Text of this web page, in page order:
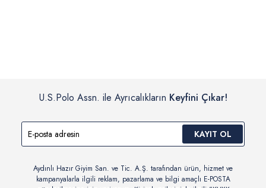
U.S.Polo Assn. ile Ayrıcalıkların Keyfini Çıkar!
KAYIT OL
Aydınlı Hazır Giyim San. ve Tic. A.Ş. tarafından ürün, hizmet ve
kampanyalarla ilgili reklam, pazarlama ve bilgi amaçlı E-POSTA